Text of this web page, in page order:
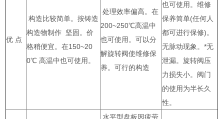
优 点
构造比较简单。按铸造
构造物制作 坚固。价
格稍便宜。在150~20
0℃ 高温中也可使用。
处理效率偏高。在
200~250℃高温中
也可使用。可以分
解旋转阀使维修保
养。可行的构造
也可使用。维修
保养简单(任何人
都可进行保修)。
无脉动现象。*无
泄漏。旋转阀压
力损失小。阀门
的使用为半长久
性。
水平型盘板因疲劳